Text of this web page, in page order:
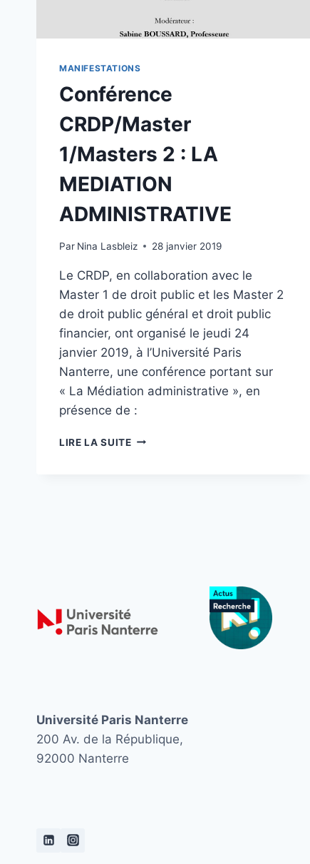
MANIFESTATIONS
Conférence
CRDP/Master
1/Masters 2 : LA
MEDIATION
ADMINISTRATIVE
Par Nina Lasbleiz 28 janvier 2019
Le CRDP, en collaboration avec le
Master 1 de droit public et les Master 2
de droit public général et droit public
financier, ont organisé le jeudi 24
janvier 2019, à l’Université Paris
Nanterre, une conférence portant sur
« La Médiation administrative », en
présence de :
LIRE LA SUITECONFÉRENCE
Université Paris Nanterre
200 Av. de la République,
92000 Nanterre